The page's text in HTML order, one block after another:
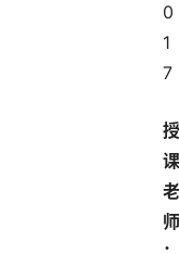
0
1
7
授
课
老
师